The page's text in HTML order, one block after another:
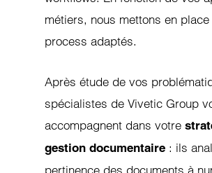
métiers, nous mettons en
process adaptés.
Après étude de vos
spécialistes de Vivetic Group
accompagnent dans votre
gestion documentaire : ils
pertinence des documents à